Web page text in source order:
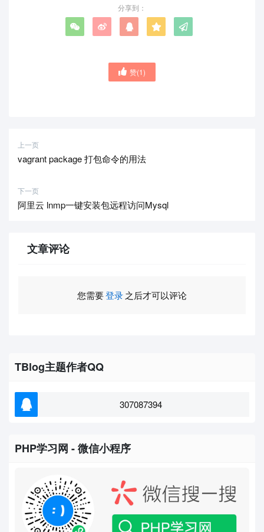
分享到：
赞(1)
上一页
vagrant package 打包命令的用法
下一页
阿里云 lnmp一键安装包远程访问Mysql
文章评论
您需要登录之后才可以评论
TBlog主题作者QQ
307087394
PHP学习网 - 微信小程序